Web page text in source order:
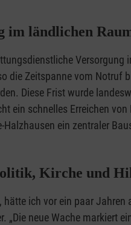
im ländlichen
Versorgung
die Zeitspanne vom Notruf
Diese Frist wurde
ein schnelles Erreichen
ein zentraler
Kirche und
ich vor ein paar Jahren
neue Wache markiert